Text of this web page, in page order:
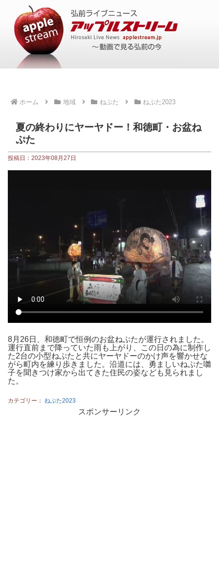
ホーム 地域 ねぷた ねぷた2023
夏の終わりにヤーヤドー！和徳町・お盆ね
ぷた
投稿日：2023年08月27日
8月26日、和徳町で恒例のお盆ねぷたが運行されました。
運行直前まで降っていた雨も上がり、この日の為に制作し
た2台の小型ねぷたと共にヤーヤドーのかけ声を響かせな
がら町内を練り歩きました。沿道には、勇ましいねぷた囃
子を聞きつけ家から出てきた住民の姿なども見られまし
た。
カテゴリー： ねぷた2023
スポンサーリンク